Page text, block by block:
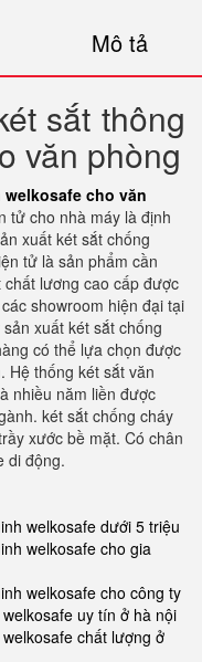
Mô tả
sắt thông
văn phòng
cho văn
tử cho nhà máy là định
xuất két sắt chống
tử là sản phẩm cần
lương cao cấp được
showroom hiện đại tại
xuất két sắt chống
có thể lựa chọn được
Hệ thống két sắt văn
nhiều năm liền được
két sắt chống cháy
xước bề mặt. Có chân
di động.
welkosafe dưới 5 triệu
welkosafe cho gia
welkosafe cho công ty
uy tín ở hà nội
chất lượng ở